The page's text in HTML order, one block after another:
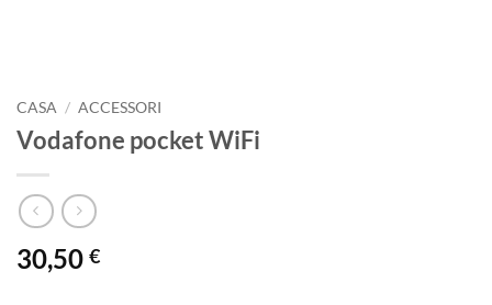
CASA / ACCESSORI
Vodafone pocket WiFi
30,50 €